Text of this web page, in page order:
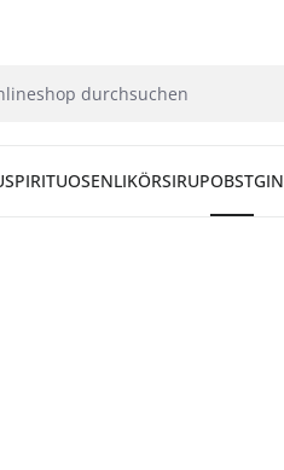
SPIRITUOSENLIKÖRSIRUPOBSTGIN